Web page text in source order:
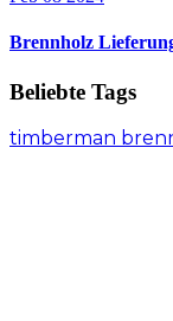
Brennholz
Beliebte Tags
timberman